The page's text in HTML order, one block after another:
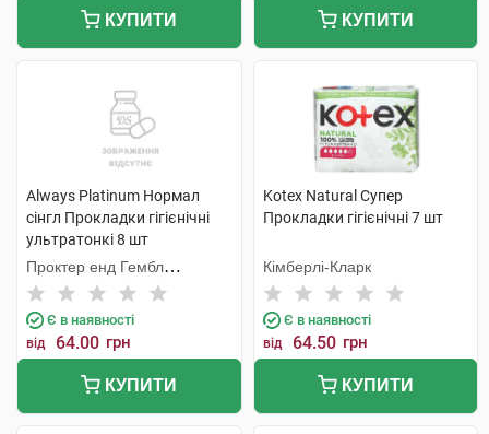
КУПИТИ КУПИТИ
Always Platinum Нормал
сінгл Прокладки гігієнічні
ультратонкі 8 шт
Проктер енд Гембл
Мануфекчурінг
Є в наявності
від 64.00 грн
КУПИТИ
Kotex Natural Супер
Прокладки гігієнічні 7 шт
Кімберлі-Кларк
Є в наявності
від 64.50 грн
КУПИТИ